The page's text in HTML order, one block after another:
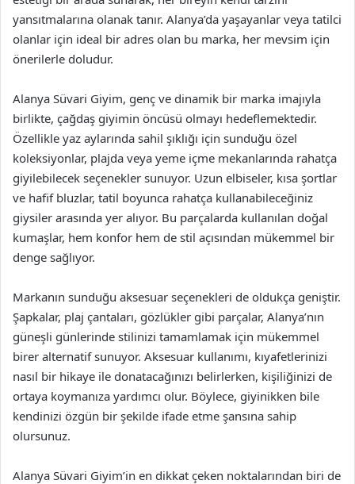
yansıtmalarına olanak tanır. Alanya’da yaşayanlar veya tatilci
olanlar için ideal bir adres olan bu marka, her mevsim için
önerilerle doludur.
Alanya Süvari Giyim, genç ve dinamik bir marka imajıyla
birlikte, çağdaş giyimin öncüsü olmayı hedeflemektedir.
Özellikle yaz aylarında sahil şıklığı için sunduğu özel
koleksiyonlar, plajda veya yeme içme mekanlarında rahatça
giyilebilecek seçenekler sunuyor. Uzun elbiseler, kısa şortlar
ve hafif bluzlar, tatil boyunca rahatça kullanabileceğiniz
giysiler arasında yer alıyor. Bu parçalarda kullanılan doğal
kumaşlar, hem konfor hem de stil açısından mükemmel bir
denge sağlıyor.
Markanın sunduğu aksesuar seçenekleri de oldukça geniştir.
Şapkalar, plaj çantaları, gözlükler gibi parçalar, Alanya’nın
güneşli günlerinde stilinizi tamamlamak için mükemmel
birer alternatif sunuyor. Aksesuar kullanımı, kıyafetlerinizi
nasıl bir hikaye ile donatacağınızı belirlerken, kişiliğinizi de
ortaya koymanıza yardımcı olur. Böylece, giyinikken bile
kendinizi özgün bir şekilde ifade etme şansına sahip
olursunuz.
Alanya Süvari Giyim’in en dikkat çeken noktalarından biri de